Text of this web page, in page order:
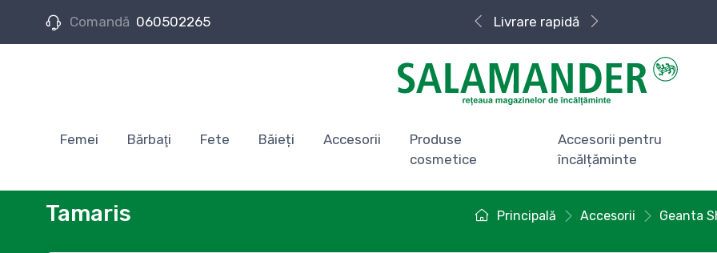
Comandă 060502265 Livrare rapidă
Femei Bărbaţi Fete Băieți Accesorii
Produse
cosmetice
Accesorii pentru
încălțăminte
Principală Accesorii Geanta
Tamaris